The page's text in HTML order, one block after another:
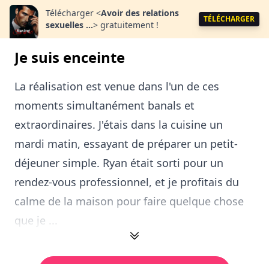
Télécharger <Avoir des relations
sexuelles ...> gratuitement !
TÉLÉCHARGER
Je suis enceinte
La réalisation est venue dans l'un de ces
moments simultanément banals et
extraordinaires. J'étais dans la cuisine un
mardi matin, essayant de préparer un petit-
déjeuner simple. Ryan était sorti pour un
rendez-vous professionnel, et je profitais du
calme de la maison pour faire quelque chose
que je ...